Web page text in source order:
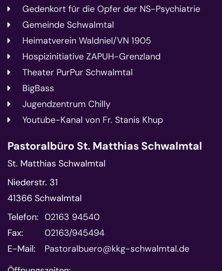
Gedenkort für die Opfer der NS-Psychiatrie
Gemeinde Schwalmtal
Heimatverein Waldniel/VN 1905
Hospizinitiative ZAPUH-Grenzland
Theater PurPur Schwalmtal
BigBass
Jugendzentrum Chilly
Youtube-Kanal von Fr. Stanis Khup
Pastoralbüro St. Matthias Schwalmtal
St. Matthias Schwalmtal
Niederstr. 31
41366 Schwalmtal
Telefon: 02163 94540
Fax:
02163/945494
E-Mail:
Pastoralbuero@kkg-schwalmtal.de